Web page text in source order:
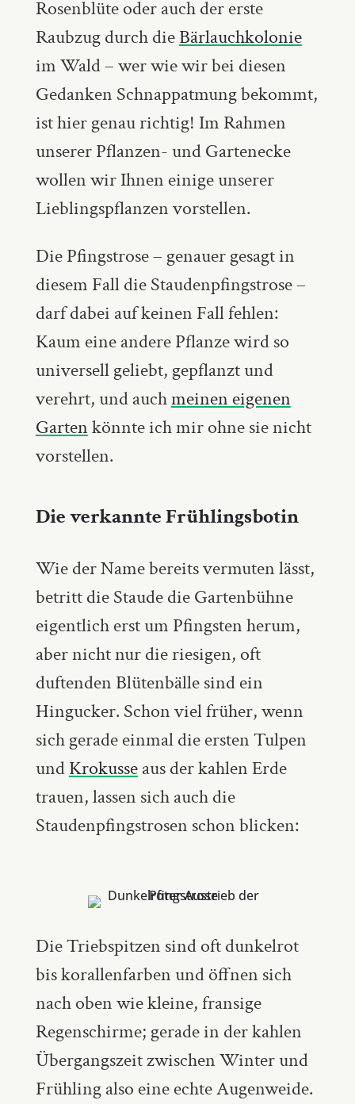
Rosenblüte oder auch der erste
Raubzug durch dieBärlauchkolonie
im Wald – wer wie wir bei diesen
Gedanken Schnappatmung bekommt,
ist hier genau richtig! Im Rahmen
unserer Pflanzen- und Gartenecke
wollen wir Ihnen einige unserer
Lieblingspflanzen vorstellen.
Die Pfingstrose – genauer gesagt in
diesem Fall die Staudenpfingstrose –
darf dabei auf keinen Fall fehlen:
Kaum eine andere Pflanze wird so
universell geliebt, gepflanzt und
verehrt, und auchmeinen eigenen
Gartenkönnte ich mir ohne sie nicht
vorstellen.
Die verkannte Frühlingsbotin
Wie der Name bereits vermuten lässt,
betritt die Staude die Gartenbühne
eigentlich erst um Pfingsten herum,
aber nicht nur die riesigen, oft
duftenden Blütenbälle sind ein
Hingucker. Schon viel früher, wenn
sich gerade einmal die ersten Tulpen
undKrokusseaus der kahlen Erde
trauen, lassen sich auch die
Staudenpfingstrosen schon blicken:
Die Triebspitzen sind oft dunkelrot
bis korallenfarben und öffnen sich
nach oben wie kleine, fransige
Regenschirme; gerade in der kahlen
Übergangszeit zwischen Winter und
Frühling also eine echte Augenweide.